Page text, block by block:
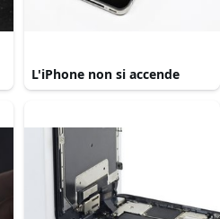
L'iPhone non si accende